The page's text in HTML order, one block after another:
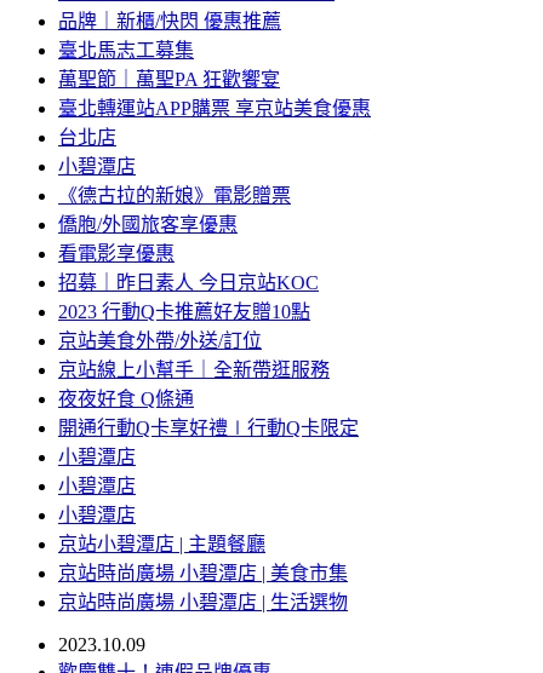
品牌｜新櫃/快閃 優惠推薦
臺北馬志工募集
萬聖節｜萬聖PA 狂歡饗宴
臺北轉運站APP購票 享京站美食優惠
台北店
小碧潭店
《德古拉的新娘》電影贈票
僑胞/外國旅客享優惠
看電影享優惠
招募｜昨日素人 今日京站KOC
2023 行動Q卡推薦好友贈10點
京站美食外帶/外送/訂位
京站線上小幫手｜全新帶逛服務
夜夜好食 Q條通
開通行動Q卡享好禮∣行動Q卡限定
小碧潭店
小碧潭店
小碧潭店
京站小碧潭店 | 主題餐廳
京站時尚廣場 小碧潭店 | 美食市集
京站時尚廣場 小碧潭店 | 生活選物
2023.10.09